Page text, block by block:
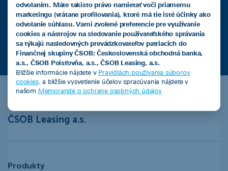
Leasingový úver
Kalkulačka úspor s elektromobilom
ČSOB Leasing a.s.
Produkty
odvolaním. Máte takisto právo namietať voči priamemu
marketingu (vrátane profilovania), ktoré má tie isté účinky ako
odvolanie súhlasu. Vami zvolené preferencie pre využívanie
cookies a nástrojov na sledovanie používateľského správania
sa týkajú nasledovných prevádzkovateľov patriacich do
Finančnej skupiny ČSOB: Československá obchodná banka,
a.s., ČSOB Poisťovňa, a.s., ČSOB Leasing, a.s.
Bližšie informácie nájdete v Pravidlách používania súborov
cookies. a bližšie vysvetlenie účelov spracúvania nájdete v
našom Memorande o ochrane osobných údajov